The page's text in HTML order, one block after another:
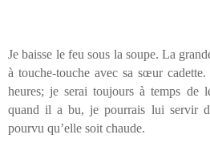
Je baisse le feu sous la soupe. La
à touche-touche avec sa sœur
heures; je serai toujours à temps de
quand il a bu, je pourrais lui servir
pourvu qu’elle soit chaude.